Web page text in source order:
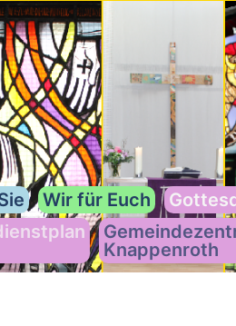
Wir für Euch
Knappenroth